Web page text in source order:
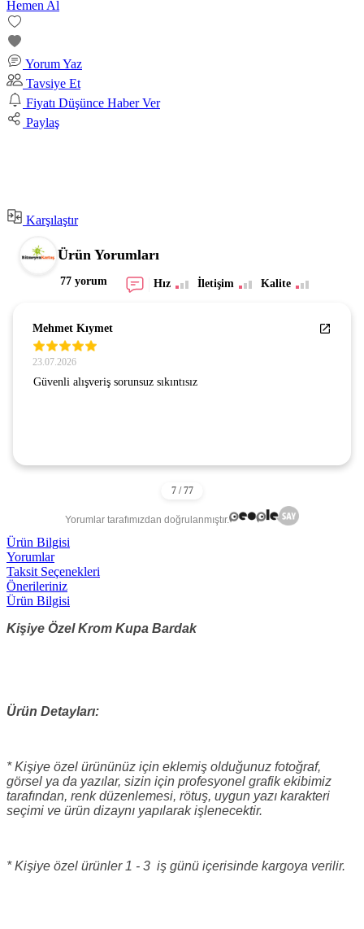
Hemen Al
Yorum Yaz
Tavsiye Et
Fiyatı Düşünce Haber Ver
Paylaş
Karşılaştır
Ürün Yorumları
77 yorum Hız İletişim Kalite
Mehmet Kıymet
23.07.2026
Güvenli alışveriş sorunsuz sıkıntısız
Yorumlar tarafımızdan doğrulanmıştır.
Ürün Bilgisi
Yorumlar
Taksit Seçenekleri
Önerileriniz
Ürün Bilgisi
Kişiye Özel Krom Kupa Bardak
Ürün Detayları:
* Kişiye özel ürününüz için eklemiş olduğunuz fotoğraf,
görsel ya da yazılar, sizin için profesyonel grafik ekibimiz
tarafından, renk düzenlemesi, rötuş, uygun yazı karakteri
seçimi ve ürün dizaynı yapılarak işlenecektir.
* Kişiye özel ürünler 1 - 3 iş günü içerisinde kargoya verilir.